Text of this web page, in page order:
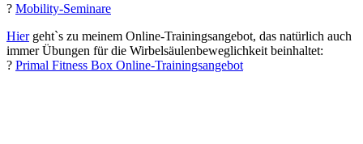
? Mobility-Seminare
Hiergeht`s zu meinem Online-Trainingsangebot, das natürlich auch
immer Übungen für die Wirbelsäulenbeweglichkeit beinhaltet:
? Primal Fitness Box Online-Trainingsangebot